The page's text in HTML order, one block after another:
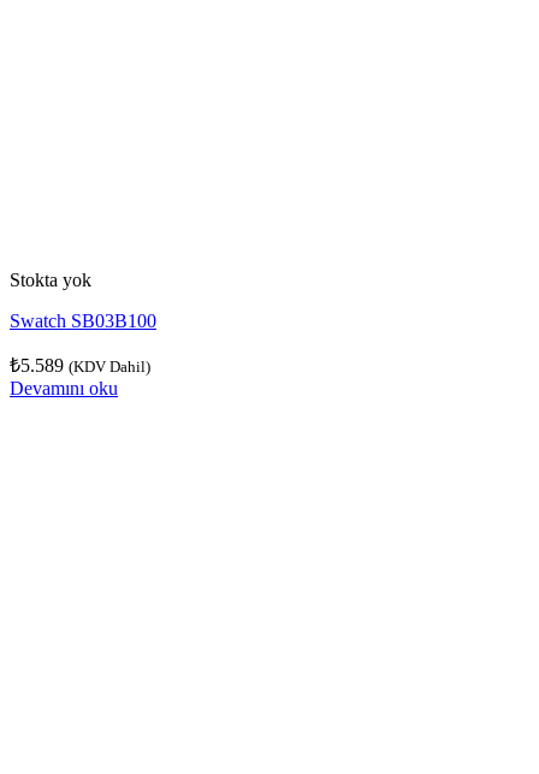
Stokta yok
Swatch SB03B100
₺5.589 (KDV Dahil)
Devamını oku